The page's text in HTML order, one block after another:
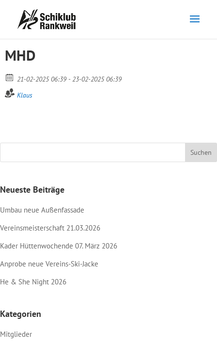
MHD
21-02-2025 06:39 - 23-02-2025 06:39
Klaus
Neueste Beiträge
Umbau neue Außenfassade
Vereinsmeisterschaft 21.03.2026
Kader Hüttenwochende 07. März 2026
Anprobe neue Vereins-Ski-Jacke
He & She Night 2026
Kategorien
Mitglieder